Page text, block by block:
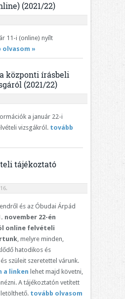
(2021/22)
11-i (online) nyílt
olvasom »
központi írásbeli
(2021/22)
a január 22-i
vizsgákról. tovább
tájékoztató
és az Óbudai Árpád
november 22-én
online felvételi
, melyre minden,
hatodikos és
szüleit szeretettel várunk.
a linken lehet majd követni,
A tájékoztatón vetített
letölthető. tovább olvasom